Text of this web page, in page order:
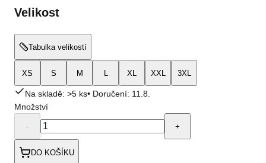
Velikost
Tabulka velikostí
XS S M L XL XXL 3XL
Na skladě: >5 ks• Doručení: 11.8.
Množství
- +
DO KOŠÍKU